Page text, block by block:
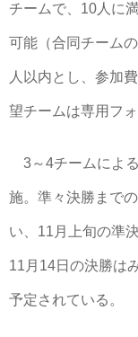
チームで、10人に
可能（合同チーム
人以内とし、参加
望チームは専用フ
3～4チームによ
施。準々決勝まで
い、11月上旬の準
11月14日の決勝は
予定されている。